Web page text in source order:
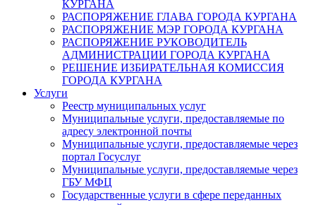
КУРГАНА
РАСПОРЯЖЕНИЕ ГЛАВА ГОРОДА КУРГАНА
РАСПОРЯЖЕНИЕ МЭР ГОРОДА КУРГАНА
РАСПОРЯЖЕНИЕ РУКОВОДИТЕЛЬ
АДМИНИСТРАЦИИ ГОРОДА КУРГАНА
РЕШЕНИЕ ИЗБИРАТЕЛЬНАЯ КОМИССИЯ
ГОРОДА КУРГАНА
Услуги
Реестр муниципальных услуг
Муниципальные услуги, предоставляемые по
адресу электронной почты
Муниципальные услуги, предоставляемые через
портал Госуслуг
Муниципальные услуги, предоставляемые через
ГБУ МФЦ
Государственные услуги в сфере переданных